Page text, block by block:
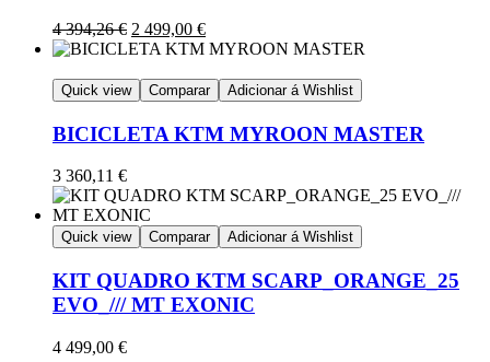
4 394,26€ 2 499,00 €
Quick view Comparar Adicionar á Wishlist
BICICLETA KTM MYROON MASTER
3 360,11 €
Quick view Comparar Adicionar á Wishlist
KIT QUADRO KTM SCARP_ORANGE_25
EVO_/// MT EXONIC
4 499,00 €